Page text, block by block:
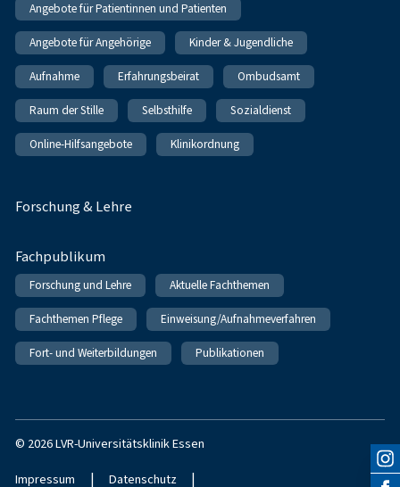
Angebote für Patientinnen und Patienten
Angebote für Angehörige Kinder & Jugendliche
Aufnahme Erfahrungsbeirat Ombudsamt
Raum der Stille Selbsthilfe Sozialdienst
Online-Hilfsangebote Klinikordnung
Forschung & Lehre
Fachpublikum
Forschung und Lehre Aktuelle Fachthemen
Fachthemen Pflege Einweisung/Aufnahmeverfahren
Fort- und Weiterbildungen Publikationen
© 2026 LVR-Universitätsklinik Essen
Impressum | Datenschutz |